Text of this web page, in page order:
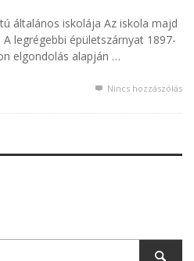
általános iskolája Az iskola majd
legrégebbi épületszárnyat 1897-
elgondolás alapján …
Nincs hozzászólás